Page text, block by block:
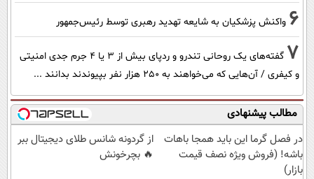
6 واکنش پزشکیان به شایعه تهدید رهبری توسط رئیس‌جمهور
7
گفته‌های یک روحانی تندرو و ردپای بیش از ۳ یا ۴ جرم جدی امنیتی
و کیفری / آن‌هایی که می‌خواهند به ۲۵۰ هزار نفر بپیوندند بدانند ...
مطالب پیشنهادی
در فصل گرما این باید همجا باهات
باشه! (فروش ویژه نصف قیمت
بازار)
از گردونه شانس طلای دیجیتال ببر
🔥 بچرخونش